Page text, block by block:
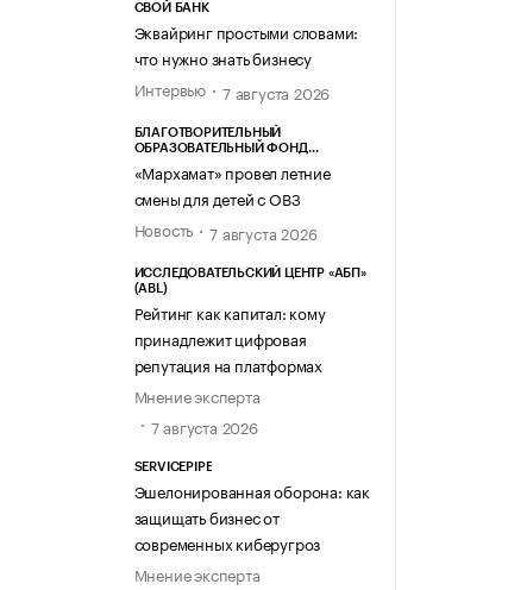
СВОЙ БАНК
Эквайринг простыми словами:
что нужно знать бизнесу
Интервью
7 августа 2026
БЛАГОТВОРИТЕЛЬНЫЙ
ОБРАЗОВАТЕЛЬНЫЙ ФОНД
«Мархамат» провел летние
смены для детей с ОВЗ
Новость
7 августа 2026
ИССЛЕДОВАТЕЛЬСКИЙ ЦЕНТР «АБП»
(ABL)
Рейтинг как капитал: кому
принадлежит цифровая
репутация на платформах
Мнение эксперта
7 августа 2026
SERVICEPIPE
Эшелонированная оборона: как
защищать бизнес от
современных киберугроз
Мнение эксперта